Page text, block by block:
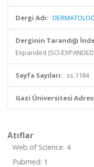
Dergi Adı:
Derginin Tarandığı
Expanded (SCI-
Sayfa Sayıları: ss.1184
Gazi Üniversitesi
Atıflar
Web of Science: 4
Pubmed: 1